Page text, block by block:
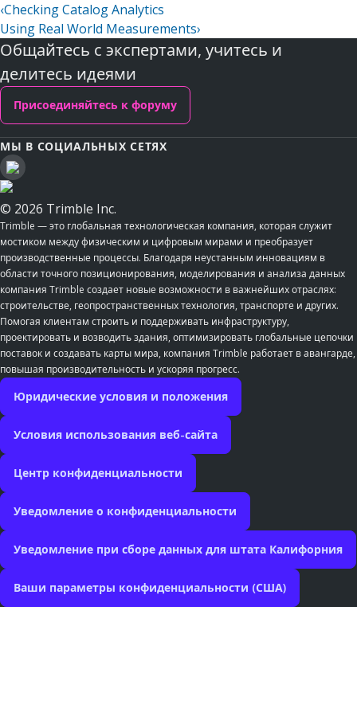
‹Checking Catalog Analytics
Using Real World Measurements›
Общайтесь с экспертами, учитесь и
делитесь идеями
Присоединяйтесь к форуму
МЫ В СОЦИАЛЬНЫХ СЕТЯХ
© 2026 Trimble Inc.
Trimble — это глобальная технологическая компания, которая служит
мостиком между физическим и цифровым мирами и преобразует
производственные процессы. Благодаря неустанным инновациям в
области точного позиционирования, моделирования и анализа данных
компания Trimble создает новые возможности в важнейших отраслях:
строительстве, геопространственных технология, транспорте и других.
Помогая клиентам строить и поддерживать инфраструктуру,
проектировать и возводить здания, оптимизировать глобальные цепочки
поставок и создавать карты мира, компания Trimble работает в авангарде,
повышая производительность и ускоряя прогресс.
Юридические условия и положения
Условия использования веб-сайта
Центр конфиденциальности
Уведомление о конфиденциальности
Уведомление при сборе данных для штата Калифорния
Ваши параметры конфиденциальности (США)